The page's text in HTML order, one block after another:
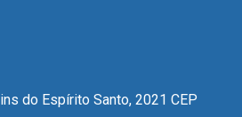
do Espírito Santo, 2021 CEP